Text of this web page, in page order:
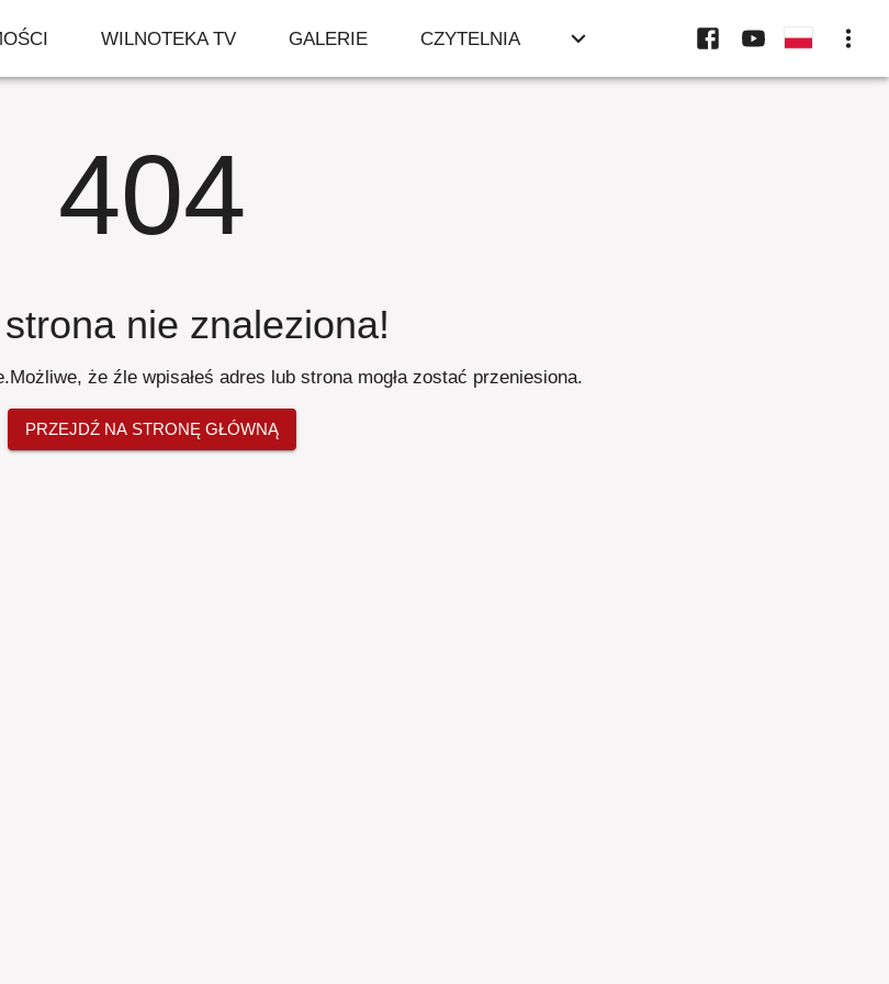
WILNOTEKA TV GALERIE CZYTELNIA
404
nie znaleziona!
.Możliwe, że źle wpisałeś adres lub strona mogła zostać przeniesiona.
PRZEJDŹ NA STRONĘ GŁÓWNĄ